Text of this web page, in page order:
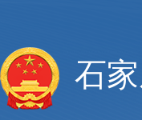
石